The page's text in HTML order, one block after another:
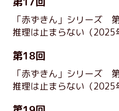
「赤ずきん」シリーズ
推理は止まらない （2025
第18回
「赤ずきん」シリーズ
推理は止まらない （2025